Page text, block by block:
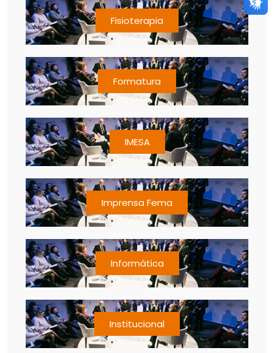
Fisioterapia
Formatura
IMESA
Imprensa Fema
Informática
Institucional